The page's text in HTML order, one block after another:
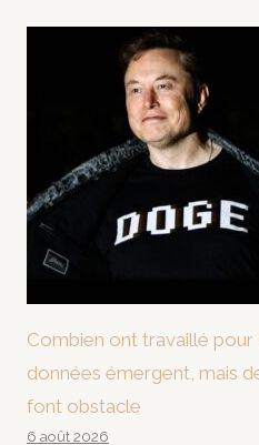
Combien ont travaillé pour
données émergent, mais
font obstacle
6 août 2026